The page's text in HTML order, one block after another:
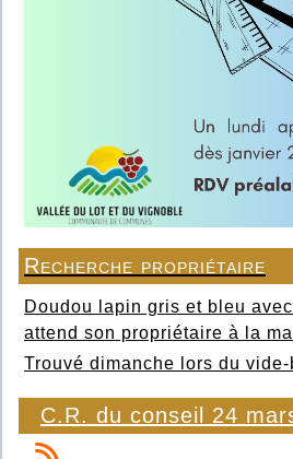
Recherche propriétaire
Doudou lapin gris et bleu
attend son propriétaire à la
Trouvé dimanche lors du
C.R. du conseil 24